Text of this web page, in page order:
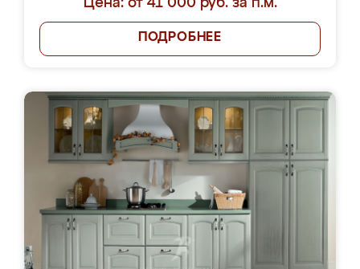
Цена: от 41 000 руб. за п.м.
ПОДРОБНЕЕ